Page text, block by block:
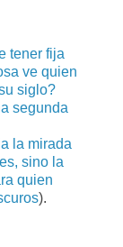
tener fija
ve quien
siglo?
segunda
la mirada
sino la
quien
).